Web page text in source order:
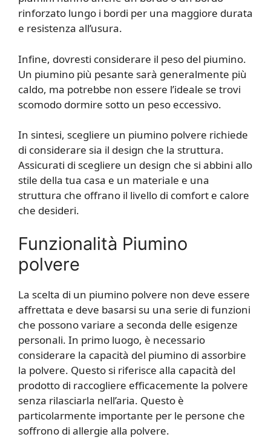
rinforzato lungo i bordi per una maggiore durata
e resistenza all’usura.
Infine, dovresti considerare il peso del piumino.
Un piumino più pesante sarà generalmente più
caldo, ma potrebbe non essere l’ideale se trovi
scomodo dormire sotto un peso eccessivo.
In sintesi, scegliere un piumino polvere richiede
di considerare sia il design che la struttura.
Assicurati di scegliere un design che si abbini allo
stile della tua casa e un materiale e una
struttura che offrano il livello di comfort e calore
che desideri.
Funzionalità Piumino
polvere
La scelta di un piumino polvere non deve essere
affrettata e deve basarsi su una serie di funzioni
che possono variare a seconda delle esigenze
personali. In primo luogo, è necessario
considerare la capacità del piumino di assorbire
la polvere. Questo si riferisce alla capacità del
prodotto di raccogliere efficacemente la polvere
senza rilasciarla nell’aria. Questo è
particolarmente importante per le persone che
soffrono di allergie alla polvere.